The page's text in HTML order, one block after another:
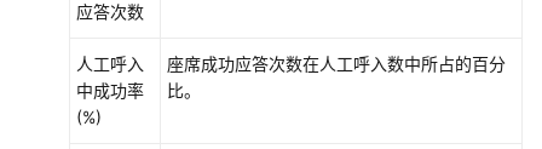
表
技
能
应答次数
人工呼入
中成功率
(%)
座席成功应答次数在人工呼入数中所占的百分
比。